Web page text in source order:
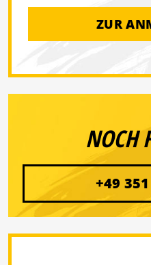
ZUR
NOCH
+49